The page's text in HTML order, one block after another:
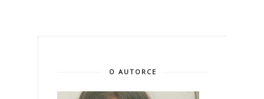
O AUTORCE